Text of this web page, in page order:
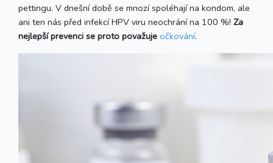
pettingu. V dnešní době se mnozí spoléhají na kondom, ale
ani ten nás před infekcí HPV viru neochrání na 100 %! Za
nejlepší prevenci se proto považuje očkování.